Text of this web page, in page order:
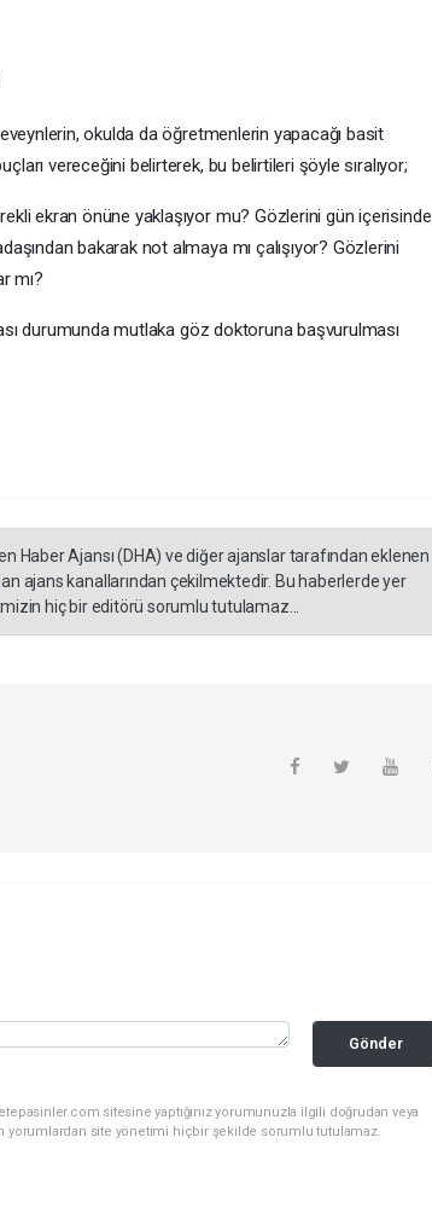
okulda da öğretmenlerin yapacağı basit
vereceğini belirterek, bu belirtileri şöyle sıralıyor;
ekran önüne yaklaşıyor mu? Gözlerini gün içerisinde
bakarak not almaya mı çalışıyor? Gözlerini
mı?
durumunda mutlaka göz doktoruna başvurulması
Haber Ajansı (DHA) ve diğer ajanslar tarafından eklenen
ajans kanallarından çekilmektedir. Bu haberlerde yer
hiç bir editörü sorumlu tutulamaz...
Gönder
sitesine yaptığınız yorumunuzla ilgili doğrudan veya
yorumlardan site yönetimi hiçbir şekilde sorumlu tutulamaz.